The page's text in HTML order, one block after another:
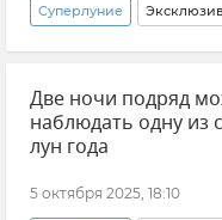
Суперлуние
Крым Новости
Александр Вольвач
КФУ (Крымский
космос
Две ночи подряд
наблюдать одну из
лун года
5 октября 2025, 18:10